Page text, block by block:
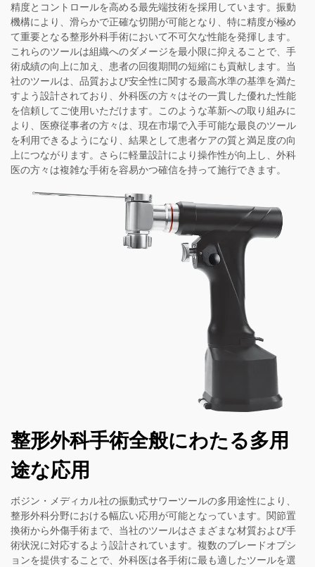
精度とコントロールを高める最先端技術を採用しています。振動
機構により、滑らかで正確な切開が可能となり、特に精度が極め
て重要となる整形外科手術において不可欠な性能を発揮します。
これらのツールは組織へのダメージを最小限に抑えることで、手
術成績の向上に加え、患者の回復期間の短縮にも貢献します。当
社のツールは、品質および安全性に関する最高水準の基準を満た
すよう設計されており、外科医の方々はその一貫した優れた性能
を信頼してご使用いただけます。このような革新への取り組みに
より、医療従事者の方々は、現在市場で入手可能な最良のツール
を利用できるようになり、結果として患者ケアの質と満足度の向
上につながります。さらに軽量設計により操作性が向上し、外科
医の方々は複雑な手術を容易かつ確信を持って施行できます。
整形外科手術全般にわたる多用
途な応用
ボジン・メディカル社の振動式サワーツールの多用途性により、
整形外科分野における幅広い応用が可能となっています。関節置
換術から外傷手術まで、当社のツールはさまざまな材質および手
術状況に対応するよう設計されています。複数のブレードオプシ
ョンを提供することで、外科医は各手術に最も適したツールを選